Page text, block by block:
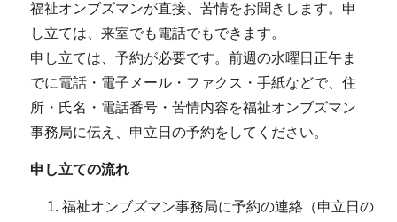
福祉オンブズマンが直接、苦情をお聞きします。申
し立ては、来室でも電話でもできます。
申し立ては、予約が必要です。前週の水曜日正午ま
でに電話・電子メール・ファクス・手紙などで、住
所・氏名・電話番号・苦情内容を福祉オンブズマン
事務局に伝え、申立日の予約をしてください。
申し立ての流れ
福祉オンブズマン事務局に予約の連絡（申立日の